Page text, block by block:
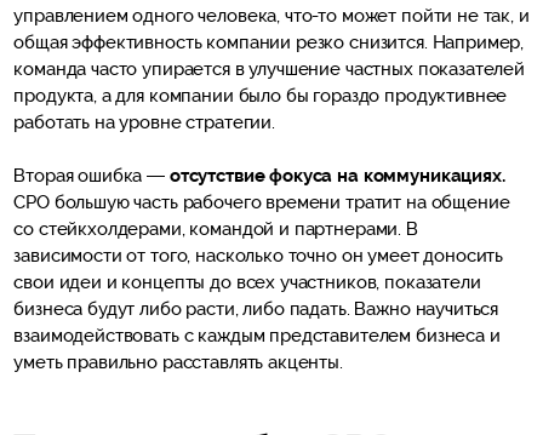
управлением одного человека, что-то может пойти не так, и
общая эффективность компании резко снизится. Например,
команда часто упирается в улучшение частных показателей
продукта, а для компании было бы гораздо продуктивнее
работать на уровне стратегии.
Вторая ошибка — отсутствие фокуса на коммуникациях.
CPO большую часть рабочего времени тратит на общение
со стейкхолдерами, командой и партнерами. В
зависимости от того, насколько точно он умеет доносить
свои идеи и концепты до всех участников, показатели
бизнеса будут либо расти, либо падать. Важно научиться
взаимодействовать с каждым представителем бизнеса и
уметь правильно расставлять акценты.